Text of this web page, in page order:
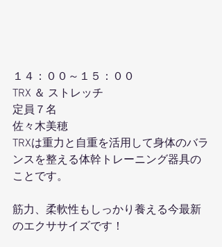
１４：００～１５：００
TRX ＆ ストレッチ
定員７名
佐々木美穂
TRXは重力と自重を活用して身体のバラ
ンスを整える体幹トレーニング器具の
ことです。
筋力、柔軟性もしっかり養える今最新
のエクササイズです！